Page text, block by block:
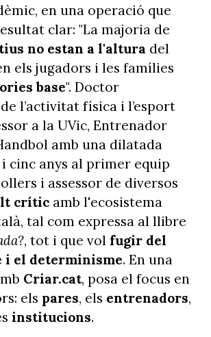
en una operació que
clar: "La majoria de
no estan a l'altura del
els jugadors i les famílies
base". Doctor
l’activitat física i l’esport
a la UVic, Entrenador
amb una dilatada
cinc anys al primer equip
i assessor de diversos
críticamb l'ecosistema
tal com expressa al llibre
, tot i que vol fugir del
i el determinisme. En una
Criar.cat, posa el focus en
els pares, els entrenadors,
institucions.